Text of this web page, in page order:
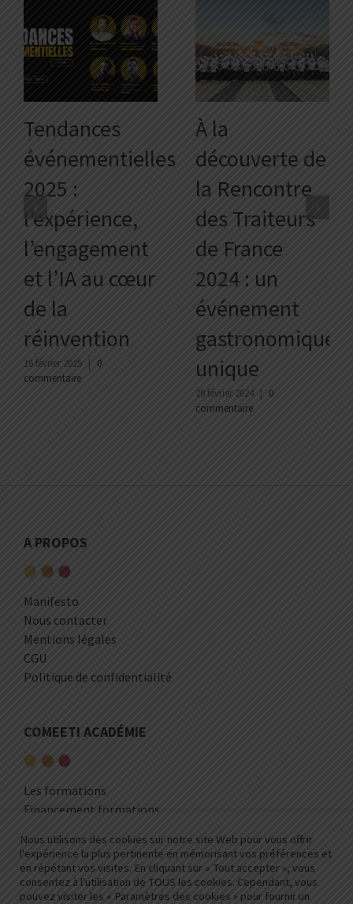
Tendances
événementielles
2025 :
l’expérience,
l’engagement
et l’IA au cœur
de la
réinvention
16 février 2025 | 0
commentaire
À la
découverte de
la Rencontre
des Traiteurs
de France
2024 : un
événement
gastronomique
unique
28 février 2024 | 0
commentaire
A PROPOS
Manifesto
Nous contacter
Mentions légales
CGU
Politique de confidentialité
COMEETI ACADÉMIE
Les formations
Financement formations
MEDIA
Nous utilisons des cookies sur notre site Web pour vous offrir
l'expérience la plus pertinente en mémorisant vos préférences et
en répétant vos visites. En cliquant sur « Tout accepter », vous
consentez à l'utilisation de TOUS les cookies. Cependant, vous
pouvez visiter les « Paramètres des cookies » pour fournir un